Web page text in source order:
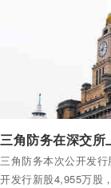
三角防务在深交所
三角防务本次公开发
开发行新股4,955万股